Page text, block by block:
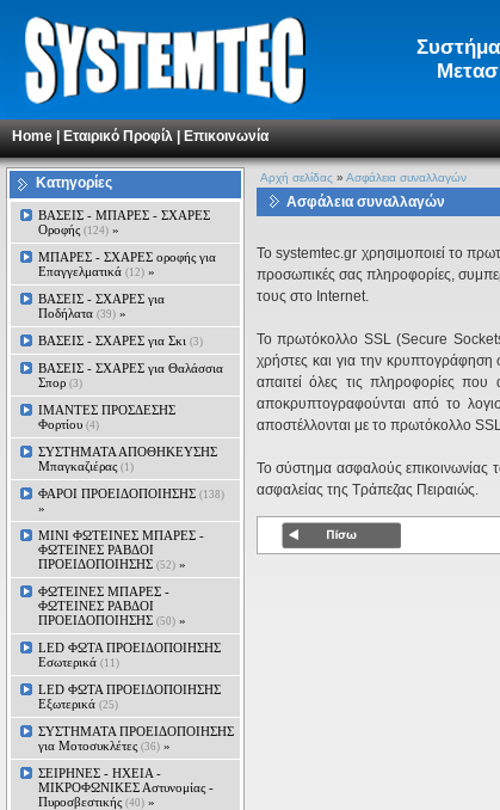
Home|Εταιρικό Προφίλ|Επικοινωνία
Κατηγορίες
ΒΑΣΕΙΣ - ΜΠΑΡΕΣ - ΣΧΑΡΕΣ
Οροφής (124) »
ΜΠΑΡΕΣ - ΣΧΑΡΕΣ oροφής για
Επαγγελματικά (12) »
ΒΑΣΕΙΣ - ΣΧΑΡΕΣ για
Ποδήλατα (39) »
ΒΑΣΕΙΣ - ΣΧΑΡΕΣ για Σκι (3)
ΒΑΣΕΙΣ - ΣΧΑΡΕΣ για Θαλάσσια
Σπορ (3)
ΙΜΑΝΤΕΣ ΠΡΟΣΔΕΣΗΣ
Φορτίου (4)
ΣΥΣΤΗΜΑΤΑ ΑΠΟΘΗΚΕΥΣΗΣ
Μπαγκαζιέρας (1)
ΦΑΡΟΙ ΠΡΟΕΙΔΟΠΟΙΗΣΗΣ (138)
»
MINI ΦΩΤΕΙΝΕΣ ΜΠΑΡΕΣ -
ΦΩΤΕΙΝΕΣ ΡΑΒΔΟΙ
ΠΡΟΕΙΔΟΠΟΙΗΣΗΣ (52) »
ΦΩΤΕΙΝΕΣ ΜΠΑΡΕΣ -
ΦΩΤΕΙΝΕΣ ΡΑΒΔΟΙ
ΠΡΟΕΙΔΟΠΟΙΗΣΗΣ (50) »
LED ΦΩΤΑ ΠΡΟΕΙΔΟΠΟΙΗΣΗΣ
Εσωτερικά (11)
LED ΦΩΤΑ ΠΡΟΕΙΔΟΠΟΙΗΣΗΣ
Εξωτερικά (25)
ΣΥΣΤΗΜΑΤΑ ΠΡΟΕΙΔΟΠΟΙΗΣΗΣ
για Μοτοσυκλέτες (36) »
ΣΕΙΡΗΝΕΣ - ΗΧΕΙΑ -
ΜΙΚΡΟΦΩΝΙΚΕΣ Αστυνομίας -
Πυροσβεστικής (40) »
Αρχή σελίδας » Ασφάλεια συναλλαγών
Ασφάλεια συναλλαγών
To systemtec.gr χρησιμοποιεί το
προσωπικές σας πληροφορίες,
τους στο Internet.
Το πρωτόκολλο SSL (Secure
χρήστες και για την
απαιτεί όλες τις πληροφορίες
αποκρυπτογραφούνται από το
αποστέλλονται με το πρωτόκολλο
Το σύστημα ασφαλούς επικοινωνίας
ασφαλείας της Τράπεζας Πειραιώς.